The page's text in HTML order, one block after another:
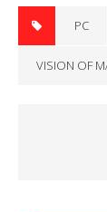
PC
VISION OF